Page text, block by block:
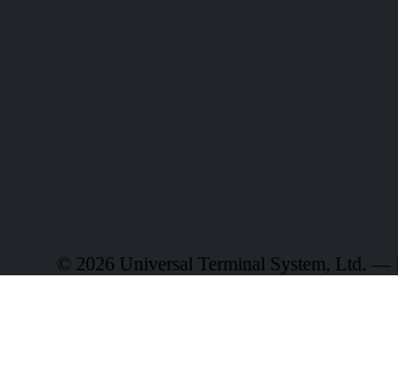
© 2026 Universal Terminal System, Ltd. —